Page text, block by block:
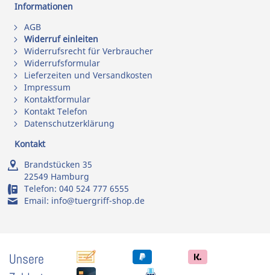
Informationen
AGB
Widerruf einleiten
Widerrufsrecht für Verbraucher
Widerrufsformular
Lieferzeiten und Versandkosten
Impressum
Kontaktformular
Kontakt Telefon
Datenschutzerklärung
Kontakt
Brandstücken 35
22549 Hamburg
Telefon: 040 524 777 6555
Email: info@tuergriff-shop.de
Unsere